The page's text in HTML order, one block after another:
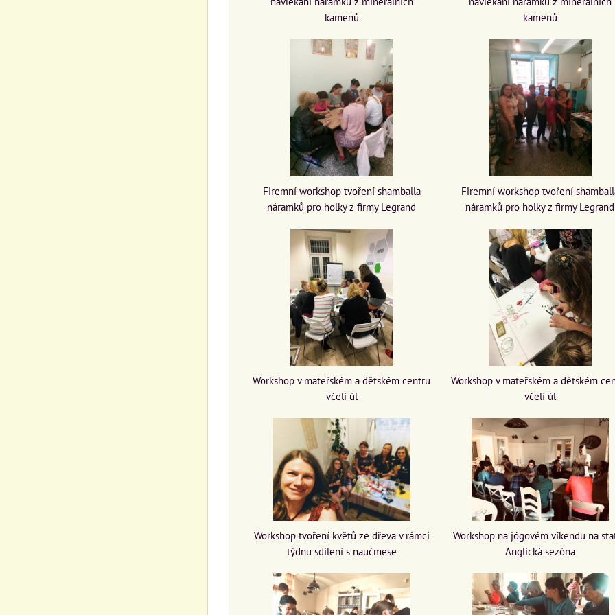
kamenů
kamenů
Firemní workshop tvoření shamballa
náramků pro holky z firmy Legrand
Firemní workshop tvoření
náramků pro holky z firmy Legrand
Workshop v mateřském a dětském centru
včelí úl
Workshop v mateřském a dětském
včelí úl
Workshop tvoření květů ze dřeva v rámci
týdnu sdílení s naučmese
Workshop na jógovém víkendu na
Anglická sezóna